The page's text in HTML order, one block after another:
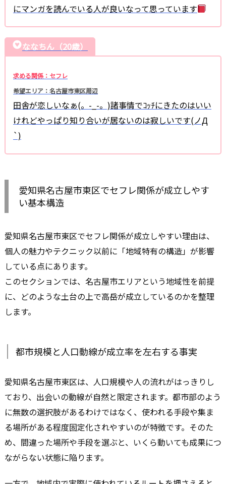
にマンガを読んでいる人が良いなって思っています
ななちん（20歳）
求める関係：セフレ
希望エリア：名古屋市東区周辺
田舎が恋しいなぁ(。-_-。)諸事情でｺｯﾁにきたのはいい
けれどやっぱり知り合いが居ないのは寂しいです(ノД
`)
愛知県名古屋市東区でセフレ関係が成立しやす
い基本構造
愛知県名古屋市東区でセフレ関係が成立しやすい理由は、
個人の魅力やテクニック以前に「地域特有の構造」が影響
している点にあります。
このセクションでは、名古屋市エリアという地域性を前提
に、どのような土台の上で高岳が成立しているのかを整理
します。
都市規模と人口動線が成立率を左右する事実
愛知県名古屋市東区は、人口規模や人の流れがはっきりし
ており、出会いの動線が自然と限定されます。都市部のよう
に無数の選択肢があるわけではなく、使われる手段や集ま
る場所がある程度固定化されやすいのが特徴です。そのた
め、間違った場所や手段を選ぶと、いくら動いても成果につ
ながらない状態に陥ります。